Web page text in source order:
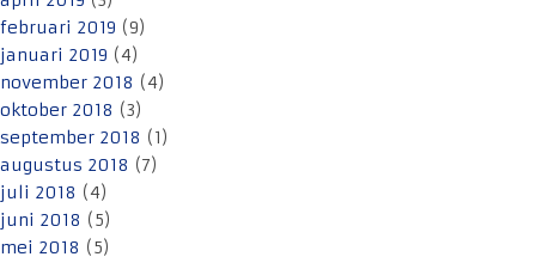
februari 2019 (9)
januari 2019 (4)
november 2018 (4)
oktober 2018 (3)
september 2018 (1)
augustus 2018 (7)
juli 2018 (4)
juni 2018 (5)
mei 2018 (5)